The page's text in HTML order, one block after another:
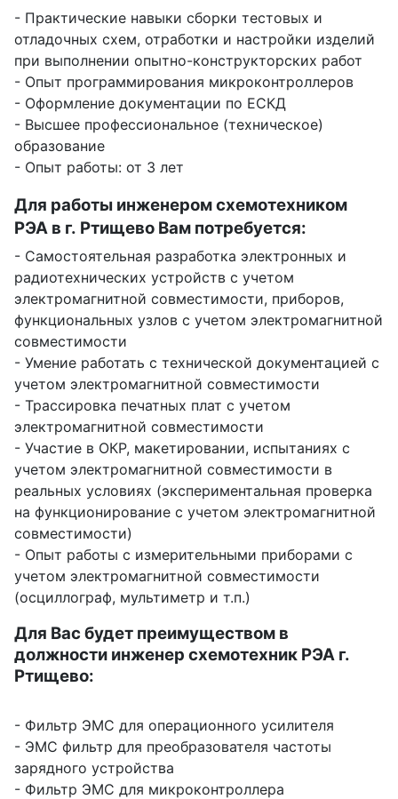
- Практические навыки сборки тестовых и
отладочных схем, отработки и настройки изделий
при выполнении опытно-конструкторских работ
- Опыт программирования микроконтроллеров
- Оформление документации по ЕСКД
- Высшее профессиональное (техническое)
образование
- Опыт работы: от 3 лет
Для работы инженером схемотехником
РЭА в г. Ртищево Вам потребуется:
- Самостоятельная разработка электронных и
радиотехнических устройств с учетом
электромагнитной совместимости, приборов,
функциональных узлов с учетом электромагнитной
совместимости
- Умение работать с технической документацией с
учетом электромагнитной совместимости
- Трассировка печатных плат с учетом
электромагнитной совместимости
- Участие в ОКР, макетировании, испытаниях с
учетом электромагнитной совместимости в
реальных условиях (экспериментальная проверка
на функционирование с учетом электромагнитной
совместимости)
- Опыт работы с измерительными приборами с
учетом электромагнитной совместимости
(осциллограф, мультиметр и т.п.)
Для Вас будет преимуществом в
должности инженер схемотехник РЭА г.
Ртищево:
- Фильтр ЭМС для операционного усилителя
- ЭМС фильтр для преобразователя частоты
зарядного устройства
- Фильтр ЭМС для микроконтроллера